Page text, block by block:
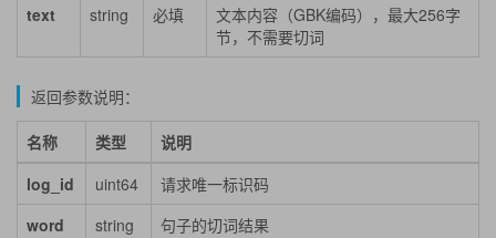
text
string 必填
文本内容（GBK编码），最大256字
节，不需要切词
返回参数说明：
名称 类型
说明
log_id
uint64
请求唯一标识码
word
string
句子的切词结果